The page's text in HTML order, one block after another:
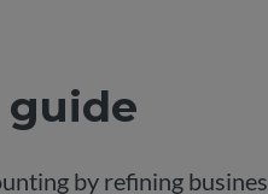
by refining